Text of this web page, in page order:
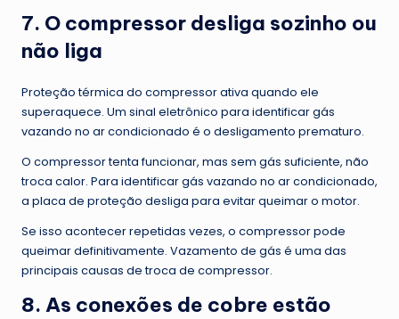
7. O compressor desliga sozinho ou
não liga
Proteção térmica do compressor ativa quando ele
superaquece. Um sinal eletrônico para identificar gás
vazando no ar condicionado é o desligamento prematuro.
O compressor tenta funcionar, mas sem gás suficiente, não
troca calor. Para identificar gás vazando no ar condicionado,
a placa de proteção desliga para evitar queimar o motor.
Se isso acontecer repetidas vezes, o compressor pode
queimar definitivamente. Vazamento de gás é uma das
principais causas de troca de compressor.
8. As conexões de cobre estão